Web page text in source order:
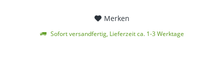
Merken
Sofort versandfertig, Lieferzeit ca. 1-3 Werktage